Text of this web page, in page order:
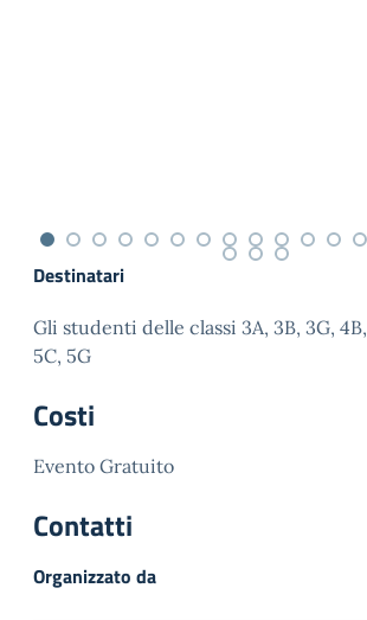
Destinatari
Gli studenti delle classi 3A, 3B, 3G,
5C, 5G
Costi
Evento Gratuito
Contatti
Organizzato da